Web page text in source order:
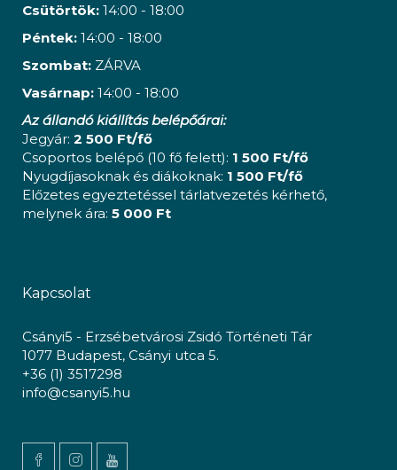
Csütörtök: 14:00 - 18:00
Péntek: 14:00 - 18:00
Szombat: ZÁRVA
Vasárnap: 14:00 - 18:00
Az állandó kiállítás belépőárai:
Jegyár: 2 500 Ft/fő
Csoportos belépő (10 fő felett): 1 500 Ft/fő
Nyugdíjasoknak és diákoknak: 1 500 Ft/fő
Előzetes egyeztetéssel tárlatvezetés kérhető,
melynek ára: 5 000 Ft
Kapcsolat
Csányi5 - Erzsébetvárosi Zsidó Történeti Tár
1077 Budapest, Csányi utca 5.
+36 (1) 3517298
info@csanyi5.hu